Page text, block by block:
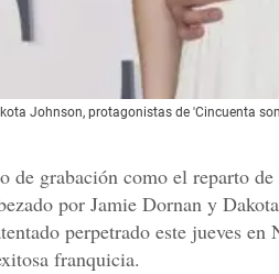
Johnson, protagonistas de 'Cincuenta
de grabación como el reparto
por Jamie Dornan y
perpetrado este jueves
franquicia.